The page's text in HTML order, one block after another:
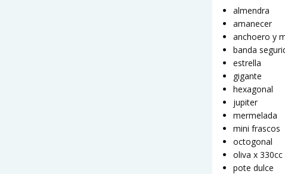
almendra
amanecer
anchoero y
banda
estrella
gigante
hexagonal
jupiter
mermelada
mini frascos
octogonal
oliva x 330cc
pote dulce